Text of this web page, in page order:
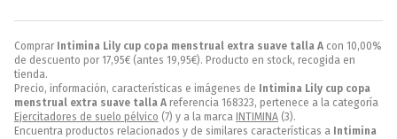
Comprar Intimina Lily cup copa menstrual extra suave talla A con 10,00%
de descuento por 17,95€ (antes 19,95€). Producto en stock, recogida en
tienda.
Precio, información, características e imágenes de Intimina Lily cup copa
menstrual extra suave talla A referencia 168323, pertenece a la categoría
Ejercitadores de suelo pélvico (7) y a la marca INTIMINA (3).
Encuentra productos relacionados y de similares características a Intimina